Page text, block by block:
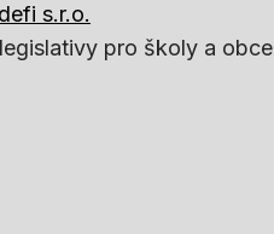
s.r.o.
pro školy a obce